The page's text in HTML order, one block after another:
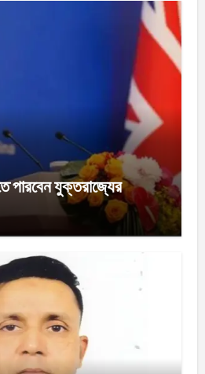
পারবেন যুক্তরাজ্যের